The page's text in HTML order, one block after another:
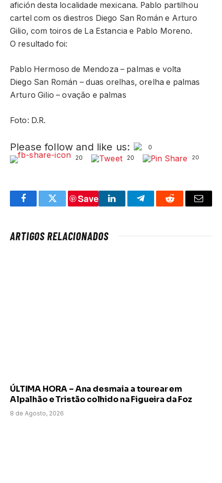
afición desta localidade mexicana. Pablo partilhou
cartel com os diestros Diego San Román e Arturo
Gilio, com toiros de La Estancia e Pablo Moreno.
O resultado foi:
Pablo Hermoso de Mendoza – palmas e volta
Diego San Román – duas orelhas, orelha e palmas
Arturo Gilio – ovação e palmas
Foto: D.R.
Please follow and like us:
0
20
20 20
FacebookTwitter
Save
LinkedInTelegramReddit Email
ARTIGOS RELACIONADOS
ÚLTIMA HORA – Ana desmaia a tourear em
Alpalhão e Tristão colhido na Figueira da Foz
8 de Agosto, 2026